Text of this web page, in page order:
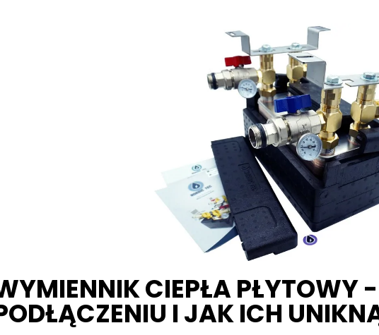
CIEPŁA PŁYTOWY
I JAK ICH